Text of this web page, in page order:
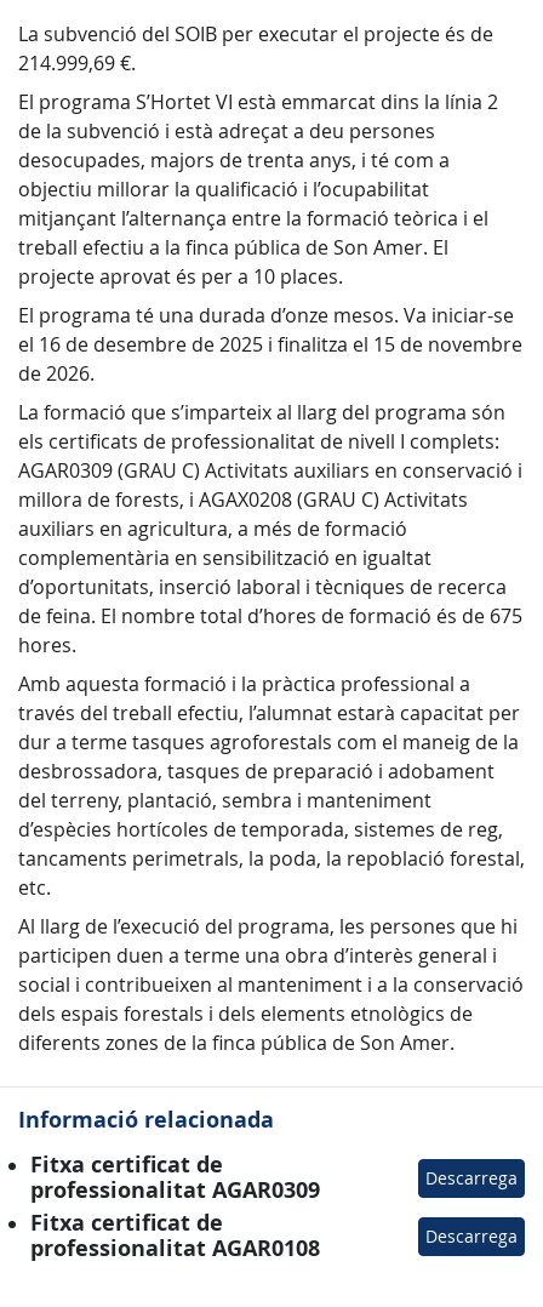
La subvenció del SOIB per executar el projecte és de
214.999,69 €.
El programa S’Hortet VI està emmarcat dins la línia 2
de la subvenció i està adreçat a deu persones
desocupades, majors de trenta anys, i té com a
objectiu millorar la qualificació i l’ocupabilitat
mitjançant l’alternança entre la formació teòrica i el
treball efectiu a la finca pública de Son Amer. El
projecte aprovat és per a 10 places.
El programa té una durada d’onze mesos. Va iniciar-se
el 16 de desembre de 2025 i finalitza el 15 de novembre
de 2026.
La formació que s’imparteix al llarg del programa són
els certificats de professionalitat de nivell I complets:
AGAR0309 (GRAU C) Activitats auxiliars en conservació i
millora de forests, i AGAX0208 (GRAU C) Activitats
auxiliars en agricultura, a més de formació
complementària en sensibilització en igualtat
d’oportunitats, inserció laboral i tècniques de recerca
de feina. El nombre total d’hores de formació és de 675
hores.
Amb aquesta formació i la pràctica professional a
través del treball efectiu, l’alumnat estarà capacitat per
dur a terme tasques agroforestals com el maneig de la
desbrossadora, tasques de preparació i adobament
del terreny, plantació, sembra i manteniment
d’espècies hortícoles de temporada, sistemes de reg,
tancaments perimetrals, la poda, la repoblació forestal,
etc.
Al llarg de l’execució del programa, les persones que hi
participen duen a terme una obra d’interès general i
social i contribueixen al manteniment i a la conservació
dels espais forestals i dels elements etnològics de
diferents zones de la finca pública de Son Amer.
Informació relacionada
Fitxa certificat de
professionalitat AGAR0309
Descarrega
Fitxa certificat de
professionalitat AGAR0108
Descarrega